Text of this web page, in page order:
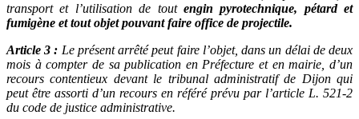
transport et l’utilisation de tout engin pyrotechnique, pétard et
fumigène et tout objet pouvant faire office de projectile.
Article 3 : Le présent arrêté peut faire l’objet, dans un délai de deux
mois à compter de sa publication en Préfecture et en mairie, d’un
recours contentieux devant le tribunal administratif de Dijon qui
peut être assorti d’un recours en référé prévu par l’article L. 521-2
du code de justice administrative.